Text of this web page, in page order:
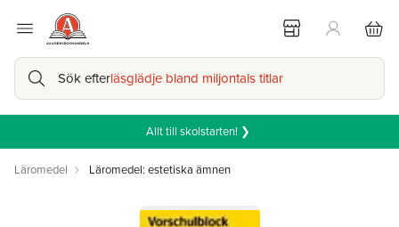
Sök efterläsglädje bland miljontals titlar
Allt till skolstarten! ❯
Läromedel Läromedel: estetiska ämnen